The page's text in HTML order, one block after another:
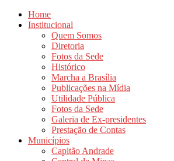
Home
Institucional
Quem Somos
Diretoria
Fotos da Sede
Histórico
Marcha a Brasília
Publicações na Mídia
Utilidade Pública
Fotos da Sede
Galeria de Ex-presidentes
Prestação de Contas
Municípios
Capitão Andrade